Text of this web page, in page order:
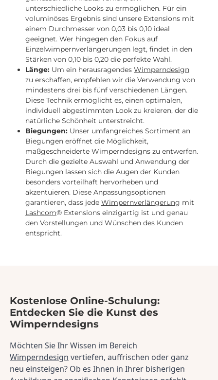
unterschiedliche Looks zu ermöglichen. Für ein
voluminöses Ergebnis sind unsere Extensions mit
einem Durchmesser von 0,03 bis 0,10 ideal
geeignet. Wer hingegen den Fokus auf
Einzelwimpernverlängerungen legt, findet in den
Stärken von 0,10 bis 0,20 die perfekte Wahl.
Länge: Um ein herausragendes Wimperndesign
zu erschaffen, empfehlen wir die Verwendung von
mindestens drei bis fünf verschiedenen Längen.
Diese Technik ermöglicht es, einen optimalen,
individuell abgestimmten Look zu kreieren, der die
natürliche Schönheit unterstreicht.
Biegungen: Unser umfangreiches Sortiment an
Biegungen eröffnet die Möglichkeit,
maßgeschneiderte Wimperndesigns zu entwerfen.
Durch die gezielte Auswahl und Anwendung der
Biegungen lassen sich die Augen der Kunden
besonders vorteilhaft hervorheben und
akzentuieren. Diese Anpassungsoptionen
garantieren, dass jede Wimpernverlängerung mit
Lashcom® Extensions einzigartig ist und genau
den Vorstellungen und Wünschen des Kunden
entspricht.
Kostenlose Online-Schulung:
Entdecken Sie die Kunst des
Wimperndesigns
Wimperndesign vertiefen, auffrischen oder ganz
neu einsteigen? Ob es Ihnen in Ihrer bisherigen